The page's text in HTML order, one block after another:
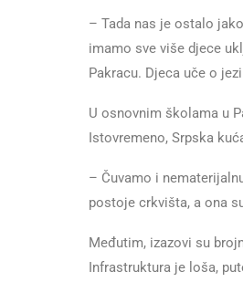
– Tada nas je ostalo
imamo sve više djece
Pakracu. Djeca uče o
U osnovnim školama u
Istovremeno, Srpska
– Čuvamo i
postoje crkvišta, a ona
Međutim, izazovi su
Infrastruktura je loša,